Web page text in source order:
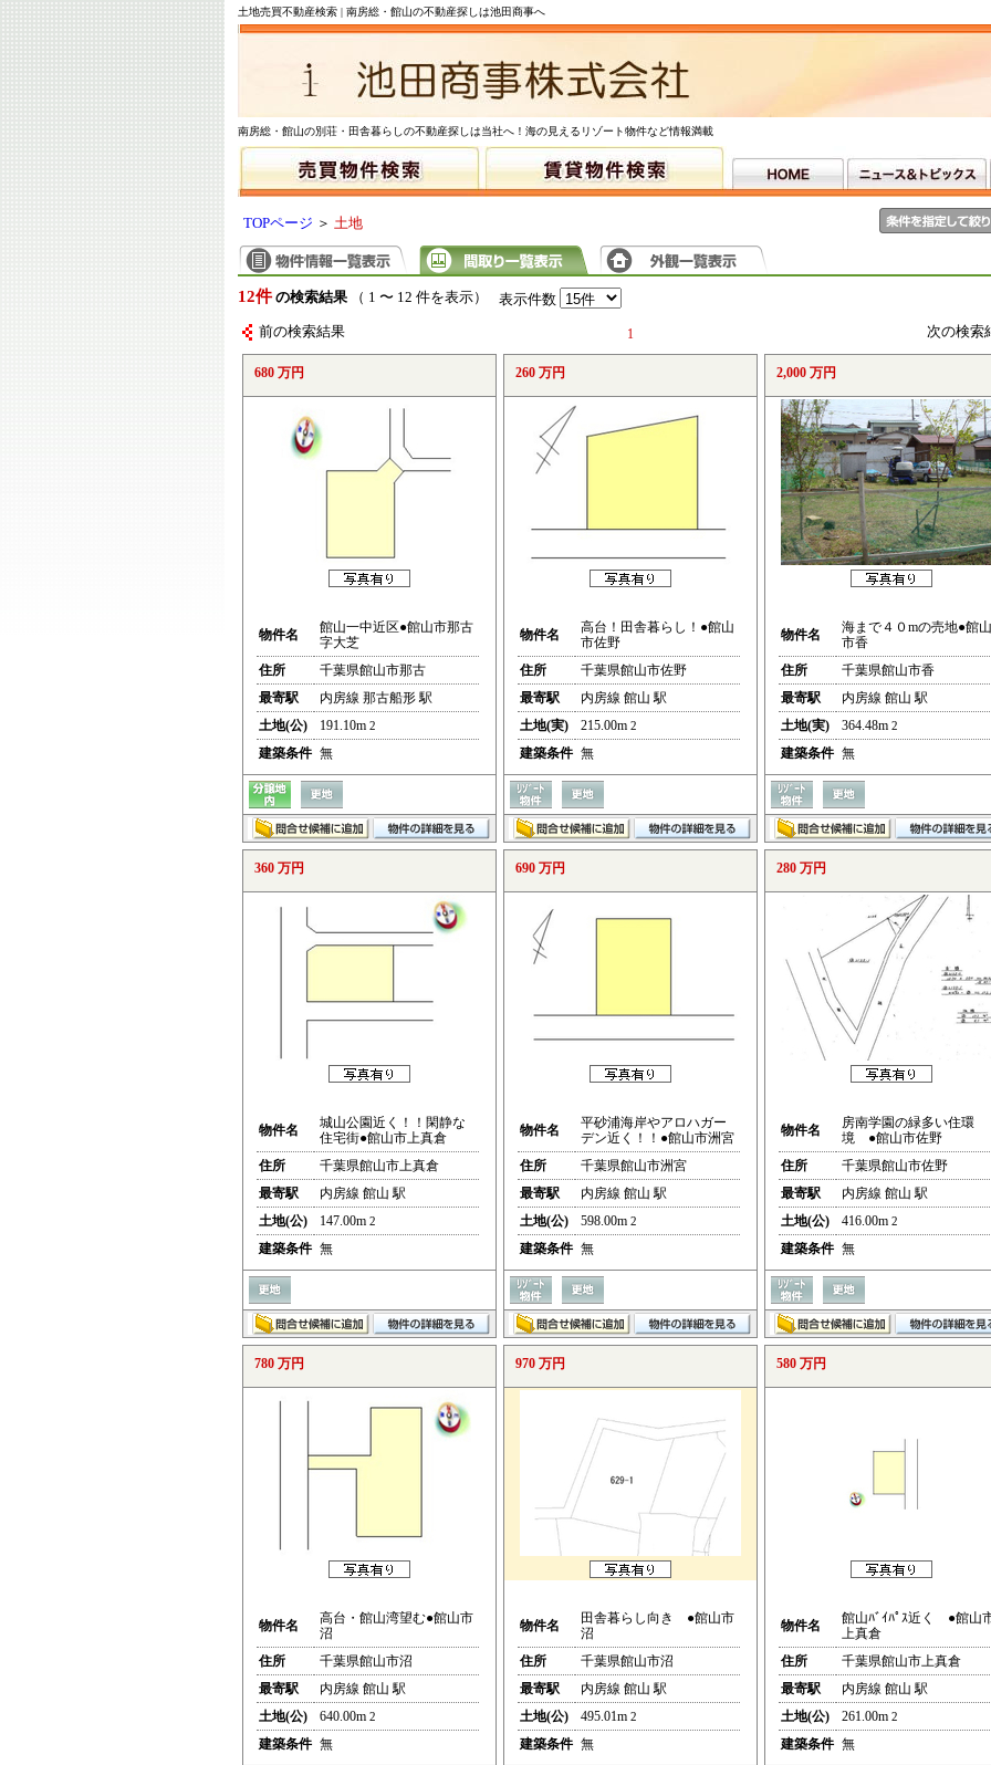
土地売買不動産検索 | 南房総・館山の不動産探しは池田商事へ
南房総・館山の別荘・田舎暮らしの不動産探しは当社へ！海の見えるリゾート物件など情報満載
TOPページ ＞ 土地
12件 の検索結果（ 1 〜 12 件を表示） 表示件数
前の検索結果 1 次の検
680 万円
物件名
館山一中近区●館山市那古
字大芝
住所
千葉県館山市那古
最寄駅
内房線 那古船形 駅
土地(公)
191.10m 2
建築条件 無
260 万円
物件名
高台！田舎暮らし！●館山
市佐野
住所
千葉県館山市佐野
最寄駅
内房線 館山 駅
土地(実)
215.00m 2
建築条件 無
2,000 万円
物件名
海まで４０mの売地●館山
市香
住所
千葉県館山市香
最寄駅
内房線 館山 駅
土地(実)
364.48m 2
建築条件 無
360 万円
物件名
城山公園近く！！閑静な
住宅街●館山市上真倉
住所
千葉県館山市上真倉
最寄駅
内房線 館山 駅
土地(公)
147.00m 2
建築条件 無
690 万円
物件名
平砂浦海岸やアロハガー
デン近く！！●館山市洲宮
住所
千葉県館山市洲宮
最寄駅
内房線 館山 駅
土地(公)
598.00m 2
建築条件 無
280 万円
物件名
房南学園の緑多い住環
境 ●館山市佐野
住所
千葉県館山市佐野
最寄駅
内房線 館山 駅
土地(公)
416.00m 2
建築条件 無
780 万円
物件名
高台・館山湾望む●館山市
沼
住所
千葉県館山市沼
最寄駅
内房線 館山 駅
土地(公)
640.00m 2
建築条件 無
970 万円
物件名
田舎暮らし向き ●館山市
沼
住所
千葉県館山市沼
最寄駅
内房線 館山 駅
土地(公)
495.01m 2
建築条件 無
580 万円
物件名
館山ﾊﾞｲﾊﾟｽ近く ●館山
上真倉
住所
千葉県館山市上真倉
最寄駅
内房線 館山 駅
土地(公)
261.00m 2
建築条件 無